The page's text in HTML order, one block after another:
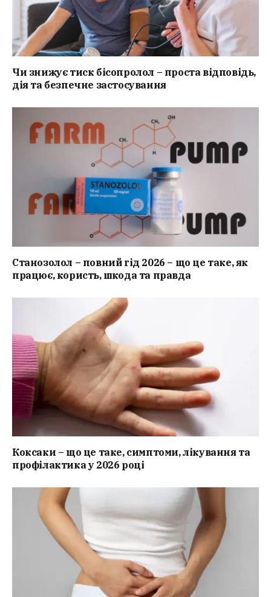
Чи знижує тиск бісопролол – проста відповідь,
дія та безпечне застосування
Станозолол – повний гід 2026 – що це таке, як
працює, користь, шкода та правда
Коксаки – що це таке, симптоми, лікування та
профілактика у 2026 році